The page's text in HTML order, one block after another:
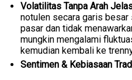
Volatilitas Tanpa Arah
notulen secara garis
pasar dan tidak
mungkin mengalami
kemudian kembali ke
Sentimen & Kebiasaan